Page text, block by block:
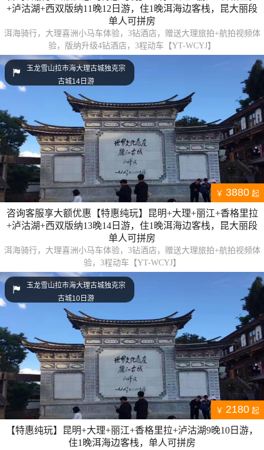
+泸沽湖+西双版纳11晚12日游，住1晚洱海边客栈，昆大丽段
单人可拼房
洱海骑行，大理喜洲小马车体验，3钻酒店，赠送大理旅拍+航拍视频体
验，版纳升级4钻酒店，3程动车【YT-WCYJ】
玉龙雪山拉市海大理古城独克宗
古城14日游
￥ 3880 起
咨询客服享大额优惠【特惠纯玩】昆明+大理+丽江+香格里拉
+泸沽湖+西双版纳13晚14日游，住1晚洱海边客栈，昆大丽段
单人可拼房
洱海骑行，大理喜洲小马车体验，3钻酒店，赠送大理旅拍+航拍视频体
验，3程动车【YT-WCYJ】
玉龙雪山拉市海大理古城独克宗
古城10日游
￥ 2180 起
【特惠纯玩】昆明+大理+丽江+香格里拉+泸沽湖9晚10日游，
住1晚洱海边客栈，单人可拼房